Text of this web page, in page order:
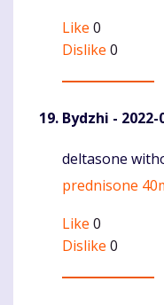
Like 0
Dislike 0
Bydzhi - 2022-
Komentaras
deltasone
prednisone
Like 0
Dislike 0